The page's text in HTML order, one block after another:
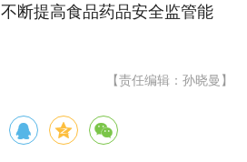
断提高食品药品安全监管能
【责任编辑：孙晓曼】